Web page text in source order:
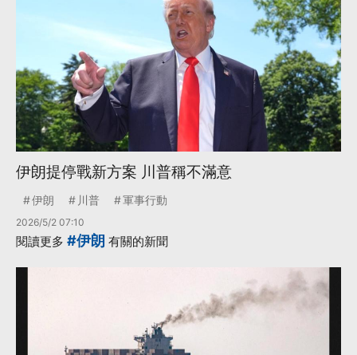
伊朗提停戰新方案 川普稱不滿意
伊朗 川普 軍事行動
2026/5/2 07:10
閱讀更多 #伊朗 有關的新聞